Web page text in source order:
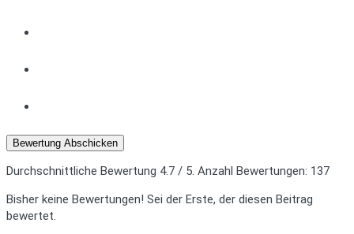
Bewertung Abschicken
Durchschnittliche Bewertung 4.7 / 5. Anzahl Bewertungen: 137
Bisher keine Bewertungen! Sei der Erste, der diesen Beitrag
bewertet.